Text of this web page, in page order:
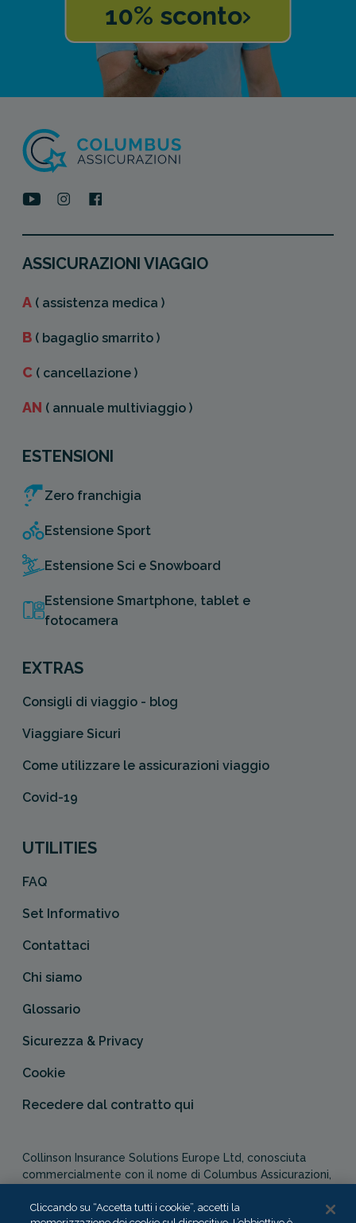
10% sconto
ASSICURAZIONI VIAGGIO
A ( assistenza medica )
B ( bagaglio smarrito )
C ( cancellazione )
AN ( annuale multiviaggio )
ESTENSIONI
Zero franchigia
Estensione Sport
Estensione Sci e Snowboard
Estensione Smartphone, tablet e
fotocamera
EXTRAS
Consigli di viaggio - blog
Viaggiare Sicuri
Come utilizzare le assicurazioni viaggio
Covid-19
UTILITIES
FAQ
Set Informativo
Contattaci
Chi siamo
Glossario
Sicurezza & Privacy
Cookie
Recedere dal contratto qui
Collinson Insurance Solutions Europe Ltd, conosciuta
commercialmente con il nome di Columbus Assicurazioni,
Authority in qualità di agente assicurativo (Distribution Act
Cliccando su “Accetta tutti i cookie”, accetti la